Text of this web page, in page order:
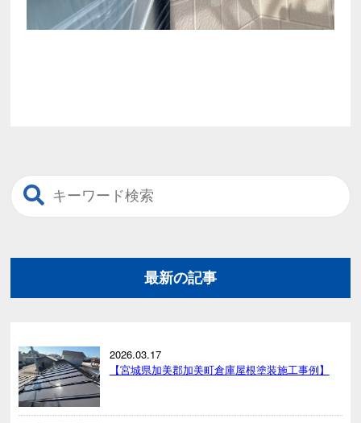
最新の記事
2026.03.17
【宮城県加美郡加美町倉庫屋根塗装施工事例】